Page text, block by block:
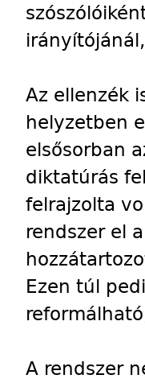
Az ellenzék
helyzetben
elsősorban
diktatúrás
felrajzolta
rendszer el
Ezen túl
A rendszer